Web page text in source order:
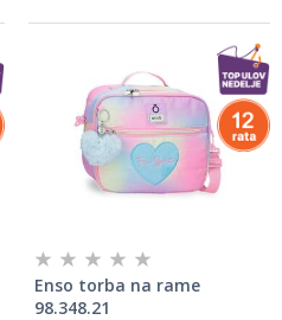
Enso torba na rame
98.348.21